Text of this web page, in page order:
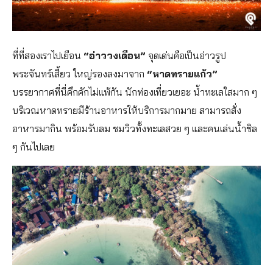
ที่ที่สองเราไปเยือน “อ่าววงเดือน” จุดเด่นคือเป็นอ่าวรูป
พระจันทร์เสี้ยว ใหญ่รองลงมาจาก “หาดทรายแก้ว”
บรรยากาศที่นี่คึกคักไม่แพ้กัน นักท่องเที่ยวเยอะ น้ำทะเลใสมาก ๆ
บริเวณหาดทรายมีร้านอาหารให้บริการมากมาย สามารถสั่ง
อาหารมากิน พร้อมรับลม ชมวิวทั้งทะเลสวย ๆ และคนเล่นน้ำชิล
ๆ กันไปเลย